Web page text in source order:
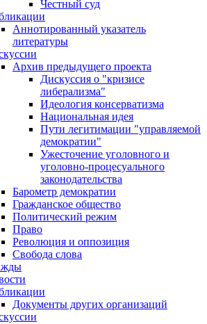
Честный суд
Аннотированный указатель
литературы
Архив предыдущего проекта
Дискуссия о "кризисе
либерализма"
Идеология консерватизма
Национальная идея
Пути легитимации "управляемой
демократии"
Ужесточение уголовного и
уголовно-процесуального
законодательства
Барометр демократии
Гражданское общество
Политический режим
Право
Революция и оппозиция
Свобода слова
Документы других организаций